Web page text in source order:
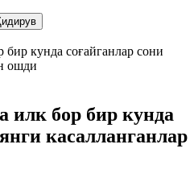
илк бор бир кунда
касалланганлар